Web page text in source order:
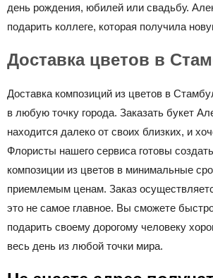
день рождения, юбилей или свадьбу.
подарить коллеге, которая получила
Доставка цветов в
Доставка композиций из цветов в
в любую точку города. Заказать букет
находится далеко от своих близких, и
Флористы нашего сервиса готовы
композиции из цветов в минимальные
приемлемым ценам. Заказ
это не самое главное. Вы сможете
подарить своему дорогому человеку
весь день из любой точки мира.